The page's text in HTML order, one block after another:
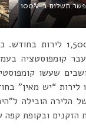
המשתלה בבית היימס, העסק היחיד שמאפשר תשלום ב-100%
שעשו
ההצלחה של הלירה מחד –
הובילה
הזקנים ובקופת קפה